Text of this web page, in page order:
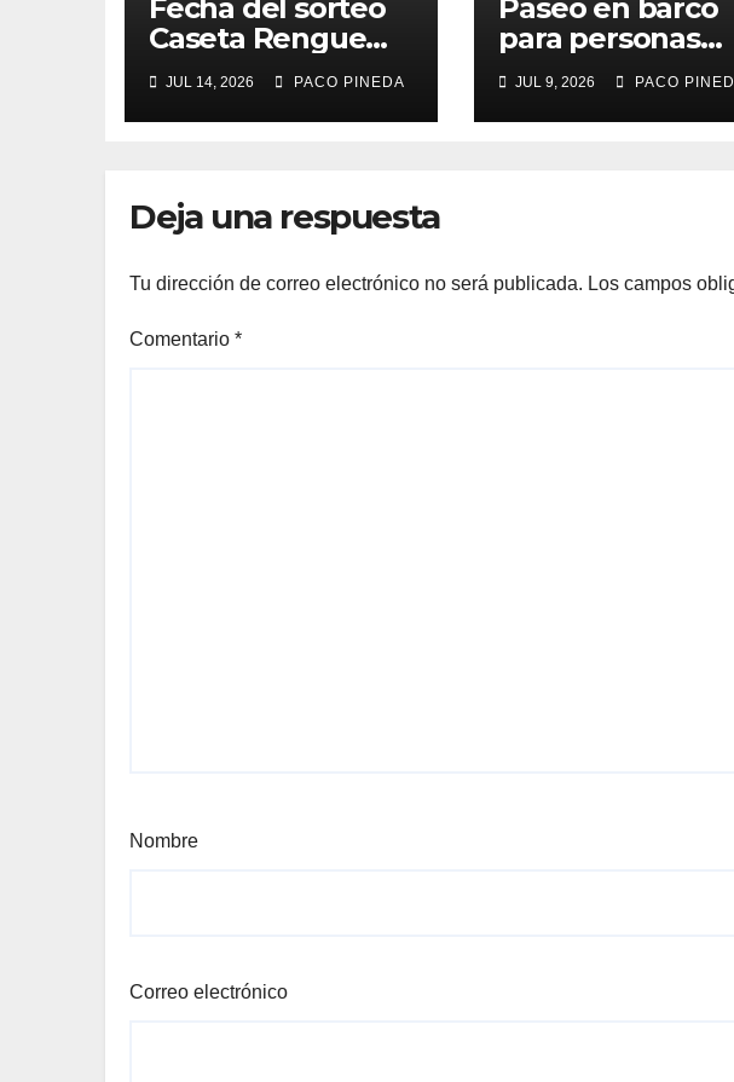
Fecha del sorteo
Caseta Rengue
Feria de Málaga
2026
JUL 14, 2026 PACO PINEDA
Paseo en barco
para personas
mayores
JUL 9, 2026 PACO
Deja una respuesta
Tu dirección de correo electrónico no será publicada. Los campos
Comentario *
Nombre
Correo electrónico